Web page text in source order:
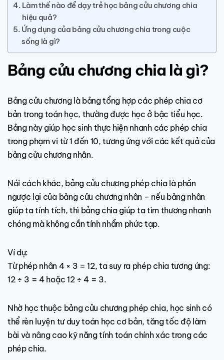
Làm thế nào để dạy trẻ học bảng cửu chương chia
hiệu quả?
Ứng dụng của bảng cửu chương chia trong cuộc
sống là gì?
Bảng cửu chương chia là gì?
Bảng cửu chương là bảng tổng hợp các phép chia cơ
bản trong toán học, thường được học ở bậc tiểu học.
Bảng này giúp học sinh thực hiện nhanh các phép chia
trong phạm vi từ 1 đến 10, tương ứng với các kết quả của
bảng cửu chương nhân.
Nói cách khác, bảng cửu chương phép chia là phần
ngược lại của bảng cửu chương nhân – nếu bảng nhân
giúp ta tính tích, thì bảng chia giúp ta tìm thương nhanh
chóng mà không cần tính nhẩm phức tạp.
Ví dụ:
Từ phép nhân 4 × 3 = 12, ta suy ra phép chia tương ứng:
12 ÷ 3 = 4 hoặc 12 ÷ 4 = 3.
Nhờ học thuộc bảng cửu chương phép chia, học sinh có
thể rèn luyện tư duy toán học cơ bản, tăng tốc độ làm
bài và nâng cao kỹ năng tính toán chính xác trong các
phép chia.